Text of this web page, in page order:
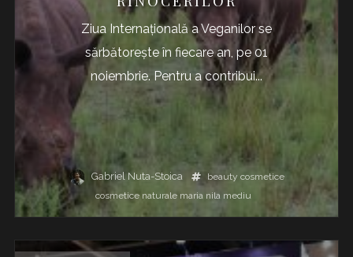
Ziua Internațională a Veganilor se
sărbătorește în fiecare an, pe 01
noiembrie. Pentru a contribui...
Gabriel Nuta-Stoica beauty cosmetice
cosmetice naturale maria nila mediu